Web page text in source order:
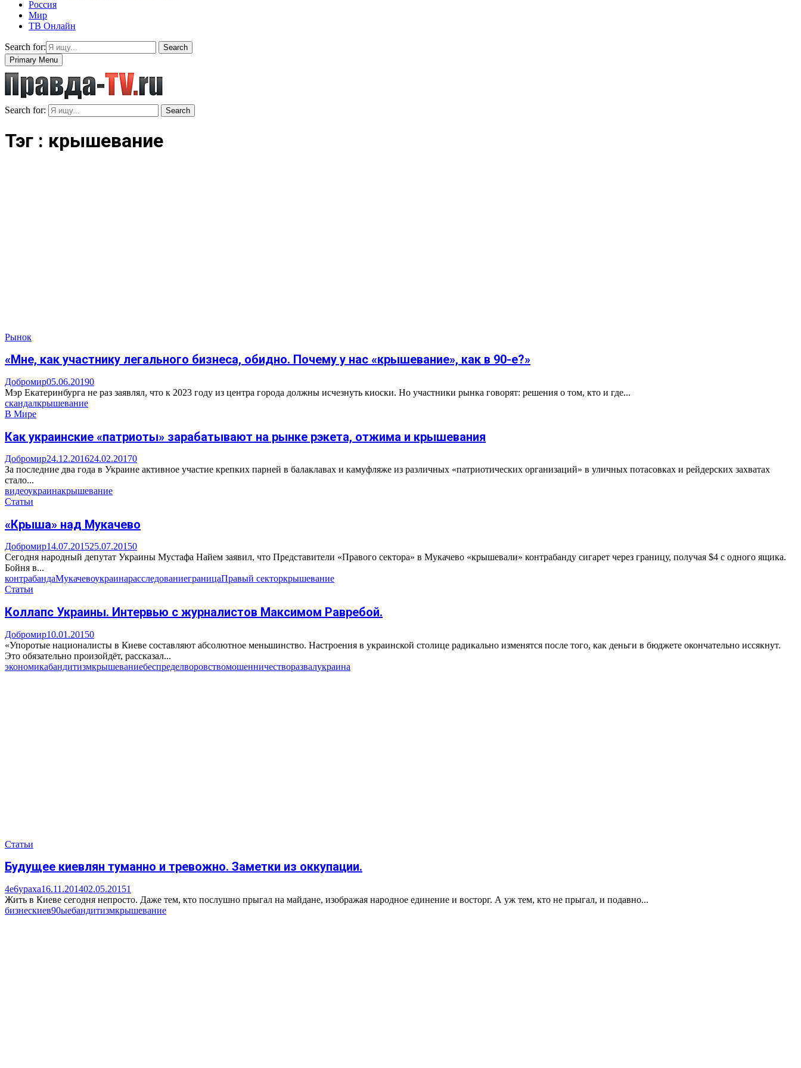
Россия
Мир
ТВ Онлайн
Search for:
Search
Primary Menu
Search for: Search
Тэг : крышевание
Рынок
«Мне, как участнику легального бизнеса, обидно. Почему у нас «крышевание», как в 90-е?»
Добромир05.06.20190
Мэр Екатеринбурга не раз заявлял, что к 2023 году из центра города должны исчезнуть киоски. Но участники рынка говорят: решения о том, кто и где...
скандалкрышевание
В Мире
Как украинские «патриоты» зарабатывают на рынке рэкета, отжима и крышевания
Добромир24.12.201624.02.20170
За последние два года в Украине активное участие крепких парней в балаклавах и камуфляже из различных «патриотических организаций» в уличных потасовках и рейдерских захватах
стало...
видеоукраинакрышевание
Статьи
«Крыша» над Мукачево
Добромир14.07.201525.07.20150
Сегодня народный депутат Украины Мустафа Найем заявил, что Представители «Правого сектора» в Мукачево «крышевали» контрабанду сигарет через границу, получая $4 с одного ящика.
Бойня в...
контрабандаМукачевоукраинарасследованиеграницаПравый секторкрышевание
Статьи
Коллапс Украины. Интервью с журналистов Максимом Равребой.
Добромир10.01.20150
«Упоротые националисты в Киеве составляют абсолютное меньшинство. Настроения в украинской столице радикально изменятся после того, как деньги в бюджете окончательно иссякнут.
Это обязательно произойдёт, рассказал...
экономикабандитизмкрышеваниебеспределворовствомошенничестворазвалукраина
Статьи
Будущее киевлян туманно и тревожно. Заметки из оккупации.
4e6ypaxa16.11.201402.05.20151
Жить в Киеве сегодня непросто. Даже тем, кто послушно прыгал на майдане, изображая народное единение и восторг. А уж тем, кто не прыгал, и подавно...
бизнескиев90ыебандитизмкрышевание